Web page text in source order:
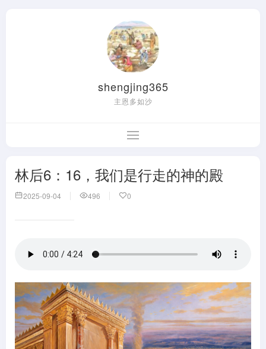
shengjing365
主恩多如沙
林后6：16，我们是行走的神的殿
2025-09-04 496 0